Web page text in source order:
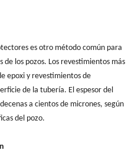
es otro método común para
de los pozos. Los revestimientos más
epoxi y revestimientos de
de la tubería. El espesor del
a cientos de micrones, según
del pozo.